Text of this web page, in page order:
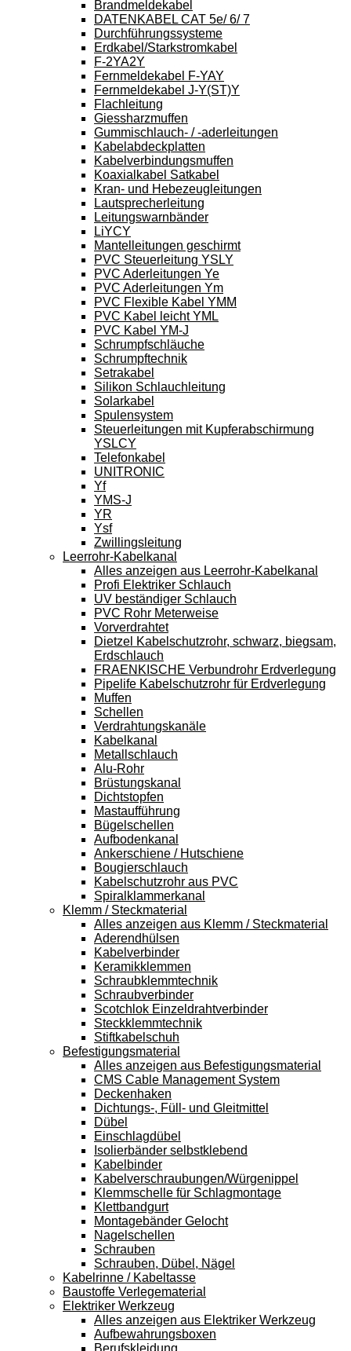
Brandmeldekabel
DATENKABEL CAT 5e/ 6/ 7
Durchführungssysteme
Erdkabel/Starkstromkabel
F-2YA2Y
Fernmeldekabel F-YAY
Fernmeldekabel J-Y(ST)Y
Flachleitung
Giessharzmuffen
Gummischlauch- / -aderleitungen
Kabelabdeckplatten
Kabelverbindungsmuffen
Koaxialkabel Satkabel
Kran- und Hebezeugleitungen
Lautsprecherleitung
Leitungswarnbänder
LiYCY
Mantelleitungen geschirmt
PVC Steuerleitung YSLY
PVC Aderleitungen Ye
PVC Aderleitungen Ym
PVC Flexible Kabel YMM
PVC Kabel leicht YML
PVC Kabel YM-J
Schrumpfschläuche
Schrumpftechnik
Setrakabel
Silikon Schlauchleitung
Solarkabel
Spulensystem
Steuerleitungen mit Kupferabschirmung
YSLCY
Telefonkabel
UNITRONIC
Yf
YMS-J
YR
Ysf
Zwillingsleitung
Leerrohr-Kabelkanal
Alles anzeigen aus Leerrohr-Kabelkanal
Profi Elektriker Schlauch
UV beständiger Schlauch
PVC Rohr Meterweise
Vorverdrahtet
Dietzel Kabelschutzrohr, schwarz, biegsam,
Erdschlauch
FRAENKISCHE Verbundrohr Erdverlegung
Pipelife Kabelschutzrohr für Erdverlegung
Muffen
Schellen
Verdrahtungskanäle
Kabelkanal
Metallschlauch
Alu-Rohr
Brüstungskanal
Dichtstopfen
Mastaufführung
Bügelschellen
Aufbodenkanal
Ankerschiene / Hutschiene
Bougierschlauch
Kabelschutzrohr aus PVC
Spiralklammerkanal
Klemm / Steckmaterial
Alles anzeigen aus Klemm / Steckmaterial
Aderendhülsen
Kabelverbinder
Keramikklemmen
Schraubklemmtechnik
Schraubverbinder
Scotchlok Einzeldrahtverbinder
Steckklemmtechnik
Stiftkabelschuh
Befestigungsmaterial
Alles anzeigen aus Befestigungsmaterial
CMS Cable Management System
Deckenhaken
Dichtungs-, Füll- und Gleitmittel
Dübel
Einschlagdübel
Isolierbänder selbstklebend
Kabelbinder
Kabelverschraubungen/Würgenippel
Klemmschelle für Schlagmontage
Klettbandgurt
Montagebänder Gelocht
Nagelschellen
Schrauben
Schrauben, Dübel, Nägel
Kabelrinne / Kabeltasse
Baustoffe Verlegematerial
Elektriker Werkzeug
Alles anzeigen aus Elektriker Werkzeug
Aufbewahrungsboxen
Berufskleidung